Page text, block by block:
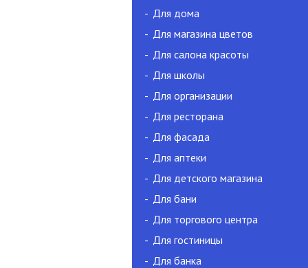
Для дома
Для магазина цветов
Для салона красоты
Для школы
Для организации
Для ресторана
Для фасада
Для аптеки
Для детского магазина
Для бани
Для торгового центра
Для гостиницы
Для банка